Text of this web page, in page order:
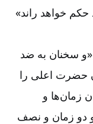
خواهد راند»
«و سخنان به ضد
حضرت اعلی را
زمان‌‌ها و
و دو زمان و نصف